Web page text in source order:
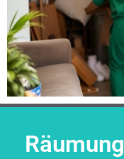
Räumung